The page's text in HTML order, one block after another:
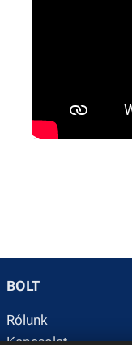
BOLT
Rólunk
Kapcsolat